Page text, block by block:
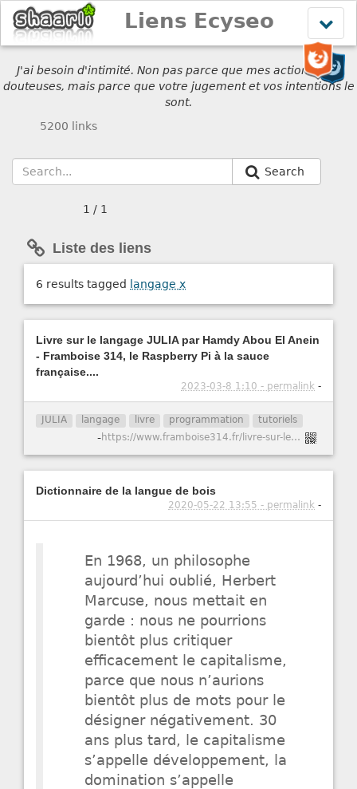
le
menu
Liens Ecyseo
J'ai besoin d'intimité. Non pas parce que mes actions sont
douteuses, mais parce que votre jugement et vos intentions le
sont.
5200 links
Search
1 / 1
Liste des liens
6 results tagged langage x
Livre sur le langage JULIA par Hamdy Abou El Anein
- Framboise 314, le Raspberry Pi à la sauce
française....
2023-03-8 1:10 - permalink -
JULIA langage livre programmation tutoriels
- https://www.framboise314.fr/livre-sur-le-langage-julia-par-hamdy-abou-el-anein/#more-46692
Dictionnaire de la langue de bois
2020-05-22 13:55 - permalink -
En 1968, un philosophe
aujourd’hui oublié, Herbert
Marcuse, nous mettait en
garde : nous ne pourrions
bientôt plus critiquer
efficacement le capitalisme,
parce que nous n’aurions
bientôt plus de mots pour le
désigner négativement. 30
ans plus tard, le capitalisme
s’appelle développement, la
domination s’appelle